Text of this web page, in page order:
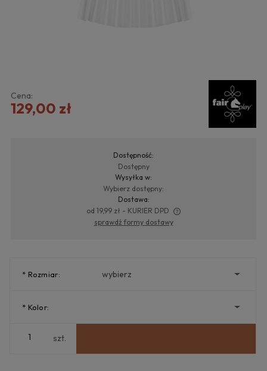
Dostępność:
Dostępny
Wysyłka w:
Wybierz dostępny:
Dostawa:
od 19,99 zł - KURIER DPD
Cena nie zawiera ewentualnych kosztów płatności
sprawdź formy dostawy
Cena:
129,00 zł
* Rozmiar:
* Kolor:
szt.